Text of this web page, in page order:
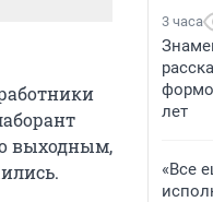
выходным,
3 часа
лет
«Все